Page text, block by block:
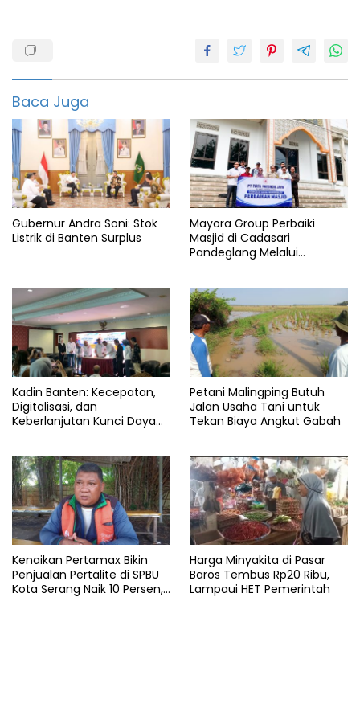
featured
Info
Kanwil
Kreatifitas
Lapas
Menkumham
Penjara
Rangkasbitung
Warga
Baca Juga
Gubernur Andra Soni: Stok
Listrik di Banten Surplus
Mayora Group Perbaiki
Masjid di Cadasari
Pandeglang Melalui
Kadin Banten: Kecepatan,
Digitalisasi, dan
Keberlanjutan Kunci Daya
Petani Malingping Butuh
Jalan Usaha Tani untuk
Tekan Biaya Angkut Gabah
Kenaikan Pertamax Bikin
Penjualan Pertalite di SPBU
Kota Serang Naik 10 Persen,
Harga Minyakita di Pasar
Baros Tembus Rp20 Ribu,
Lampaui HET Pemerintah